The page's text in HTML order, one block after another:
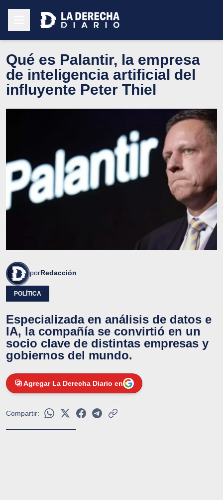
Qué es Palantir, la empresa
de inteligencia artificial del
influyente Peter Thiel
porRedacción
POLÍTICA
Especializada en análisis de datos e
IA, la compañía se convirtió en un
socio clave de distintas empresas y
gobiernos del mundo.
Agregar La Derecha Diario en
Compartir: